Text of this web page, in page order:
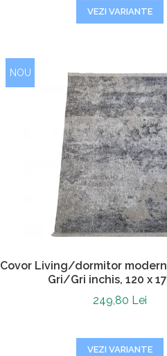
VEZI VARIANTE
NOU
Covor Living/dormitor modern
Gri/Gri inchis, 120 x
249,80 Lei
VEZI VARIANTE